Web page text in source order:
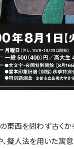
東西を問わず古く
､擬人法を用いた寓